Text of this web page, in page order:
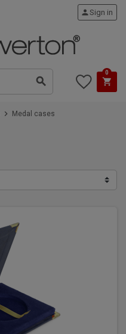
search
personSign in
shopping_cart
0
chevron_right Medal cases